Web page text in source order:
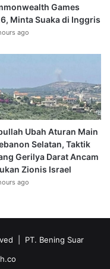
Games
Minta Suaka di Inggris
ago
Ubah Aturan Main
Selatan, Taktik
Gerilya Darat Ancam
Zionis Israel
ago
| PT. Bening Suar